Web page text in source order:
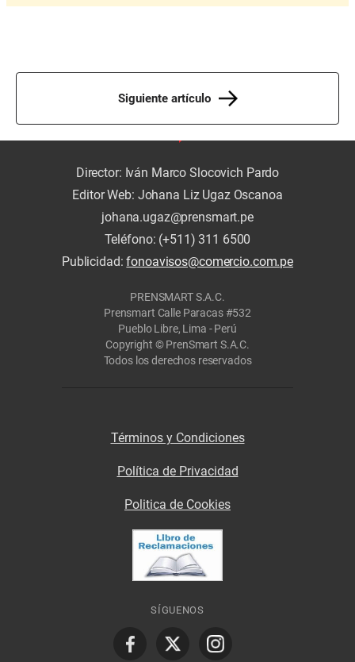
Siguiente artículo
Director: Iván Marco Slocovich Pardo
Editor Web: Johana Liz Ugaz Oscanoa
johana.ugaz@prensmart.pe
Teléfono: (+511) 311 6500
Publicidad:fonoavisos@comercio.com.pe
PRENSMART S.A.C.
Prensmart Calle Paracas #532
Pueblo Libre, Lima - Perú
Copyright © PrenSmart S.A.C.
Todos los derechos reservados
Términos y Condiciones
Política de Privacidad
Politica de Cookies
SÍGUENOS